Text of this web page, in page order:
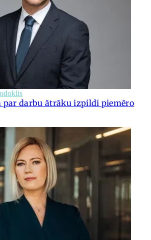
par darbu ātrāku izpildi piemēro